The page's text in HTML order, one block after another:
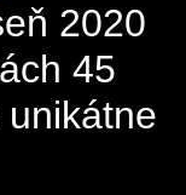
2020
45